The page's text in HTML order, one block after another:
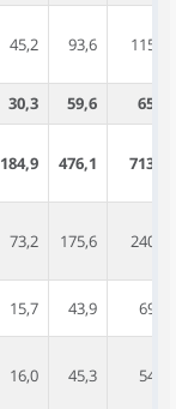
45,2 93,6 115,0
30,3 59,6
65,4
184,9 476,1 713,6
73,2 175,6 240,8
15,7 43,9 69,1
16,0 45,3 54,8